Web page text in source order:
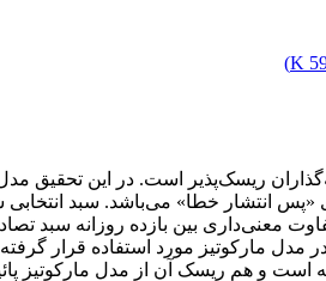
)
ریسک‌پذیر است. در این تحقیق
انتشار خطا» می‌باشد. سبد انتخابی
بین بازده روزانه سبد
مدل مارکوتیز مورد استفاده قرار
و هم ریسک آن از مدل مارکوتیز